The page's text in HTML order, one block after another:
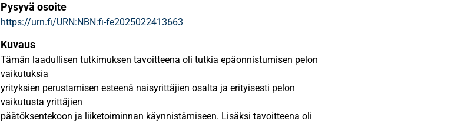
Pysyvä osoite
https://urn.fi/URN:NBN:fi-fe2025022413663
Kuvaus
Tämän laadullisen tutkimuksen tavoitteena oli tutkia epäonnistumisen pelon
vaikutuksia
yrityksien perustamisen esteenä naisyrittäjien osalta ja erityisesti pelon
vaikutusta yrittäjien
päätöksentekoon ja liiketoiminnan käynnistämiseen. Lisäksi tavoitteena oli